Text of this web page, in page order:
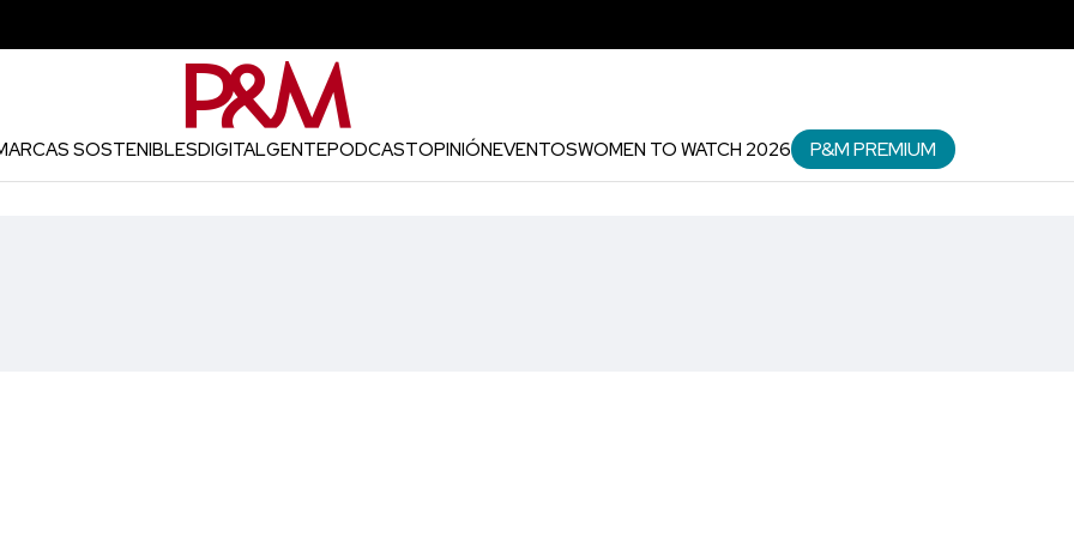
SOSTENIBLESDIGITALGENTEPODCASTOPINIÓNEVENTOSWOMEN TO WATCH 2026 P&M PREMIUM